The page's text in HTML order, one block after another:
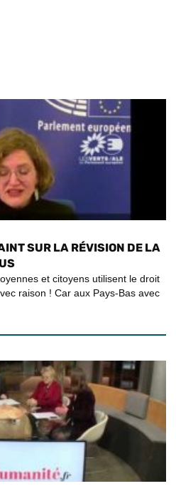
SUR LA RÉVISION DE LA
et citoyens utilisent le droit
raison ! Car aux Pays-Bas avec